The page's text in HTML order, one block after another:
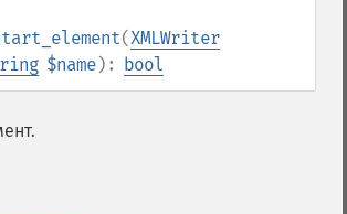
(XMLWriter
$name): bool